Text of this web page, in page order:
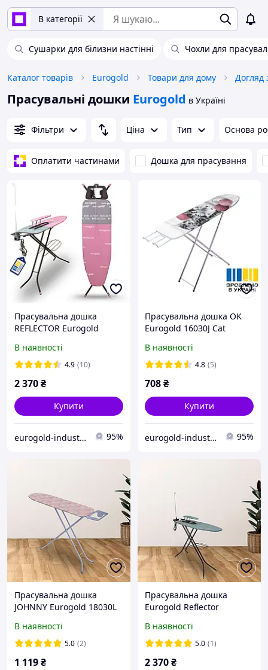
В категорії
Сушарки для білизни настінні Чохли для
Каталог товарів Eurogold Товари для дому Догляд
Прасувальні дошки Eurogold в Україні
Фільтри Ціна Тип Основа
Оплатити частинами Дошка для прасування
Прасувальна дошка
REFLECTOR Eurogold
В наявності
4.9 (10)
2 370₴
Купити
eurogold-industries 95%
Прасувальна дошка OK
Eurogold 16030J Cat
В наявності
4.8 (5)
708₴
Купити
eurogold-industries 95%
Прасувальна дошка
JOHNNY Eurogold 18030L
В наявності
5.0 (2)
1 119₴
Прасувальна дошка
Eurogold Reflector
В наявності
5.0 (1)
2 370₴